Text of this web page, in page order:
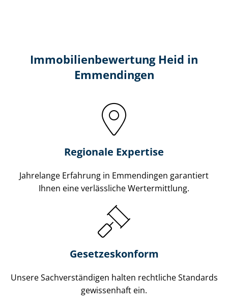
Immobilien­bewertung Heid in
Emmendingen
Regionale Expertise
Jahrelange Erfahrung in Emmendingen garantiert
Ihnen eine verlässliche Wertermittlung.
Gesetzes­konform
Unsere Sach­ver­stän­di­gen halten rechtliche Standards
gewissenhaft ein.